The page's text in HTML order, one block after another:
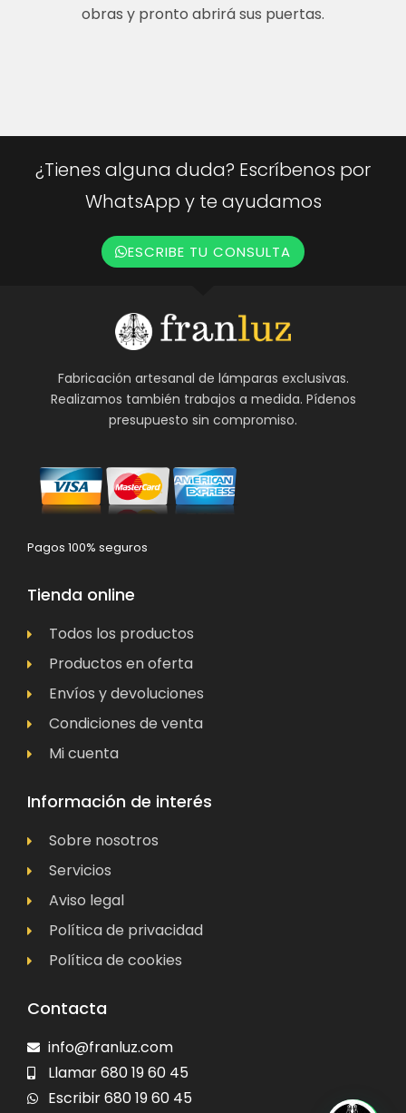
obras y pronto abrirá sus puertas.
¿Tienes alguna duda? Escríbenos por
WhatsApp y te ayudamos
ESCRIBE TU CONSULTA
Fabricación artesanal de lámparas exclusivas.
Realizamos también trabajos a medida. Pídenos
presupuesto sin compromiso.
Pagos 100% seguros
Tienda online
Todos los productos
Productos en oferta
Envíos y devoluciones
Condiciones de venta
Mi cuenta
Información de interés
Sobre nosotros
Servicios
Aviso legal
Política de privacidad
Política de cookies
Contacta
info@franluz.com
Llamar 680 19 60 45
Escribir 680 19 60 45